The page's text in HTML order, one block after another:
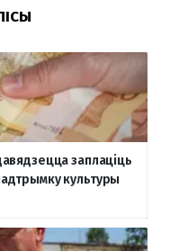
заплаціць
культуры